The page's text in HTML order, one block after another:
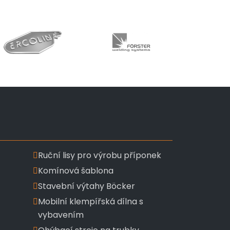
Ruční lisy pro výrobu příponek
Komínová šablona
Stavební výtahy Böcker
Mobilní klempířská dílna s
vybavením